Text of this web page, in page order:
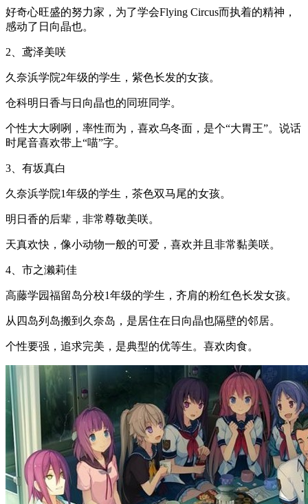
好奇心旺盛的努力家，为了学会Flying Circus而执着的精神，
感动了日向晶也。
2、鸢泽美咲
久奈浜学院2年级的学生，紫色长发的女孩。
仓科明日香与日向晶也的同班同学。
个性大大咧咧，率性而为，喜欢乌冬面，是个“大胃王”。说话
时尾音喜欢带上“喵”字。
3、有坂真白
久奈浜学院1年级的学生，茶色双马尾的女孩。
明日香的后辈，非常尊敬美咲。
天真欢快，像小动物一般的可爱，喜欢并且非常黏美咲。
4、市之濑莉佳
高藤学园福留岛分校1年级的学生，齐肩的粉红色长发女孩。
从四岛列岛搬到久奈岛，是居住在日向晶也隔壁的邻居。
个性要强，追求完美，是典型的优等生。喜欢肉食。